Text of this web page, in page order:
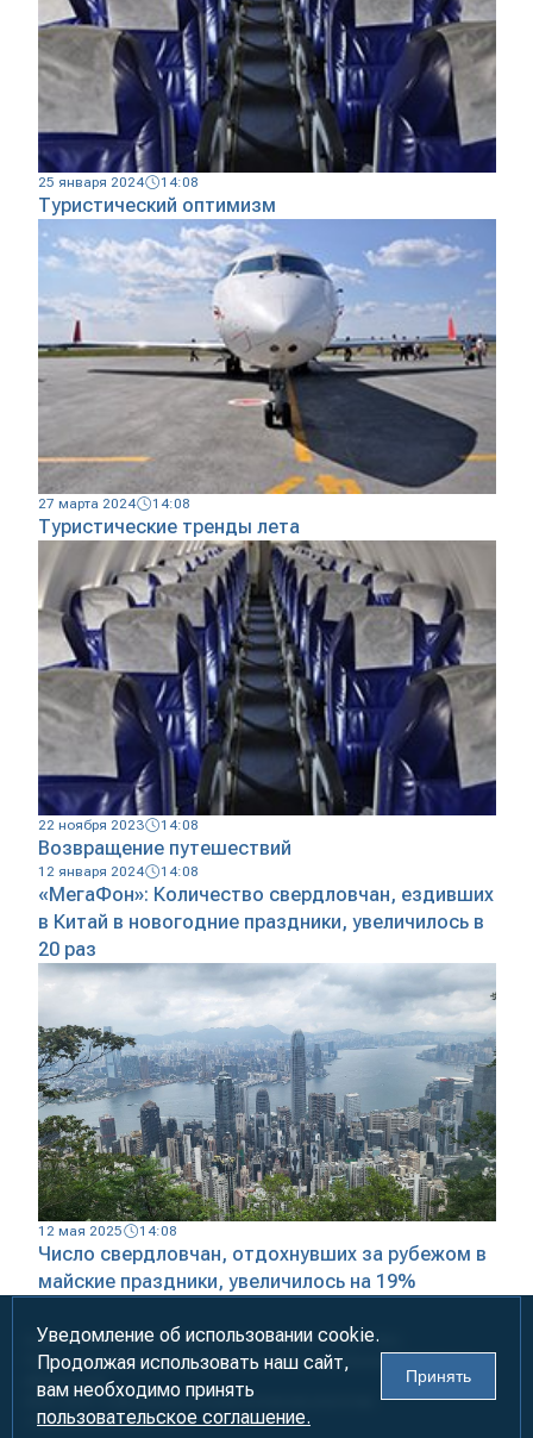
25 января 2024 14:08
Туристический оптимизм
27 марта 2024 14:08
Туристические тренды лета
22 ноября 2023 14:08
Возвращение путешествий
12 января 2024 14:08
«МегаФон»: Количество свердловчан, ездивших
в Китай в новогодние праздники, увеличилось в
20 раз
12 мая 2025 14:08
Число свердловчан, отдохнувших за рубежом в
майские праздники, увеличилось на 19%
Информация предназначена для лиц старше 18 лет (18+)
При использовании материалов ссылка на «УралБизнесКонсалтинг»
2000-2026Информационно-аналитическое агентство
«УралБизнесКонсалтинг»
Уведомление об использовании cookie.
Продолжая использовать наш сайт,
вам необходимо принять
пользовательское соглашение.
Принять